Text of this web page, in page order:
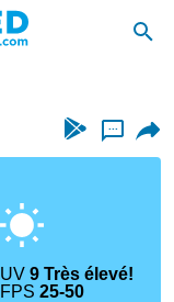
...
UV9 Très élevé!
FPS25-50